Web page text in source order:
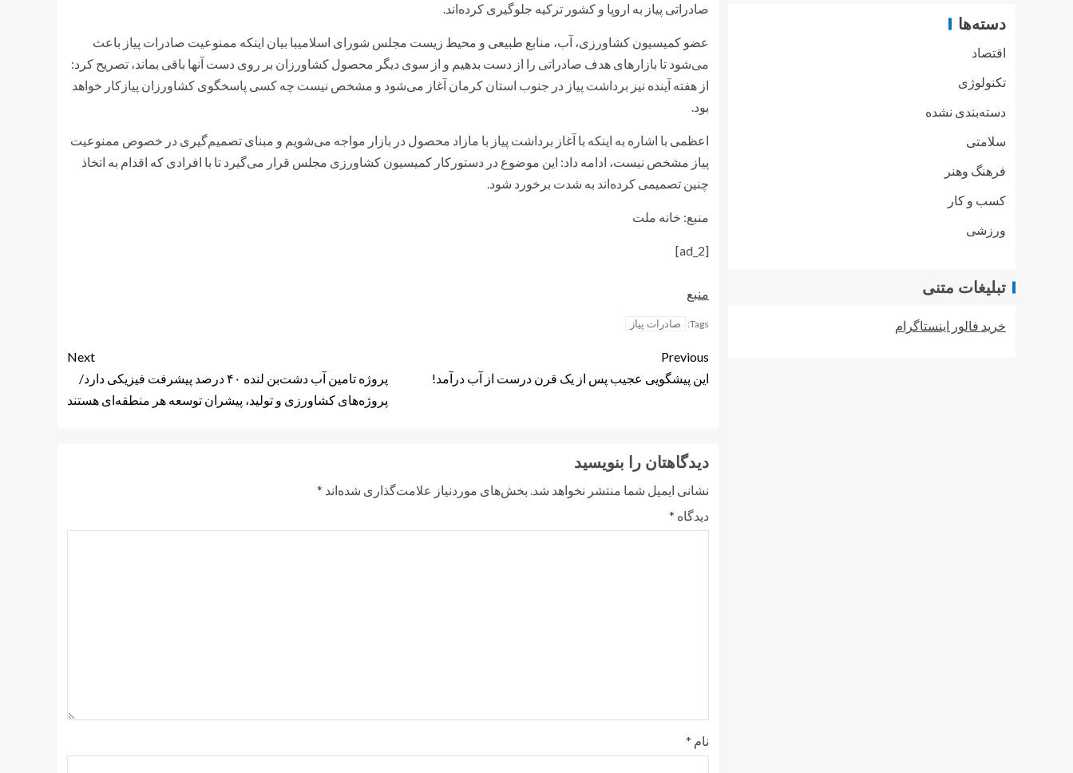
صادراتی پیاز به اروپا و کشور ترکیه جلوگیری کرده‌اند.
عضو کمیسیون کشاورزی، آب، منابع طبیعی و محیط زیست مجلس شورای اسلامیبا بیان اینکه ممنوعیت صادرات پیاز باعث
می‌شود تا بازارهای هدف صادراتی را از دست بدهیم و از سوی دیگر محصول کشاورزان بر روی دست آنها باقی بماند، تصریح کرد:
از هفته آینده نیز برداشت پیاز در جنوب استان کرمان آغاز می‌شود و مشخص نیست چه کسی پاسخگوی کشاورزان پیازکار خواهد
بود.
اعظمی با اشاره به اینکه با آغاز برداشت پیاز با مازاد محصول در بازار مواجه می‌شویم و مبنای تصمیم‌گیری در خصوص ممنوعیت
پیاز مشخص نیست، ادامه داد: این موضوع در دستورکار کمیسیون کشاورزی مجلس قرار می‌گیرد تا با افرادی که اقدام به اتخاذ
چنین تصمیمی کرده‌اند به شدت برخورد شود.
منبع: خانه ملت
[ad_2]
منبع
Tags: صادرات پیاز
Previous
این پیشگویی عجیب پس از یک قرن درست از آب درآمد!
Next
پروژه تامین آب دشت‌بن لنده ۴۰ درصد پیشرفت فیزیکی دارد/
پروژه‌های کشاورزی و تولید، پیشران توسعه هر منطقه‌ای هستند
دیدگاهتان را بنویسید
نشانی ایمیل شما منتشر نخواهد شد. بخش‌های موردنیاز علامت‌گذاری شده‌اند *
دیدگاه *
نام *
دسته‌ها
اقتصاد
تکنولوژی
دسته‌بندی نشده
سلامتی
فرهنگ وهنر
کسب و کار
ورزشی
تبلیغات متنی
خرید فالور اینستاگرام